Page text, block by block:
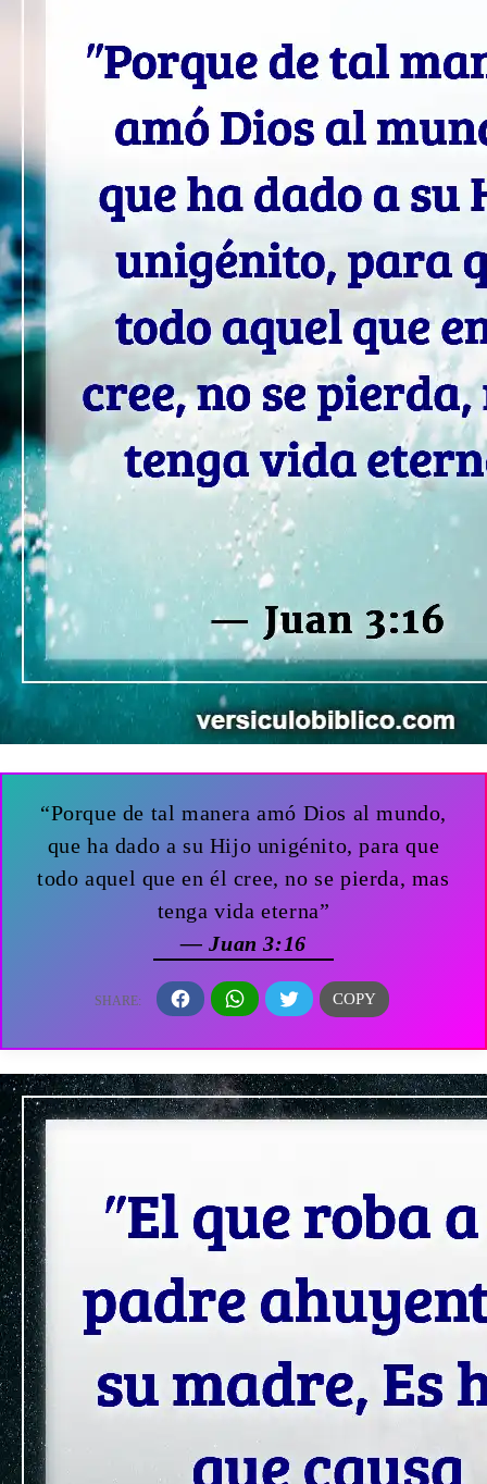
“Porque de tal manera amó Dios al mundo,
que ha dado a su Hijo unigénito, para que
todo aquel que en él cree, no se pierda, mas
tenga vida eterna”
— Juan 3:16